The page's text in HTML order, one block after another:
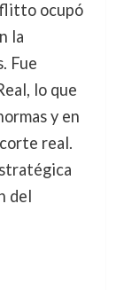
ocupó
la
Fue
lo que
y en
real.
del